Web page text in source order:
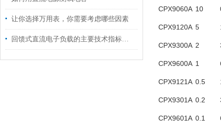
让你选择万用表，你需要考虑哪些因素
回馈式直流电子负载的主要技术指标说明
CPX9060A 10
CPX9120A 5
CPX9300A 2
CPX9600A 1
CPX9121A 0.5
CPX9301A 0.2
CPX9601A 0.1